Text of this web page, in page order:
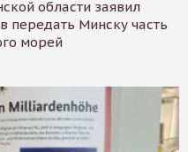
области заявил
передать Минску часть
морей